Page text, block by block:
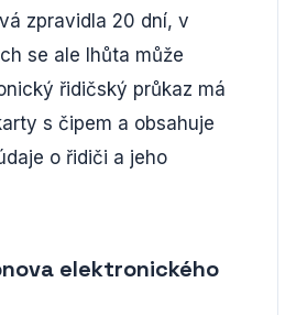
zpravidla 20 dní, v
se ale lhůta může
řidičský průkaz má
s čipem a obsahuje
o řidiči a jeho
elektronického